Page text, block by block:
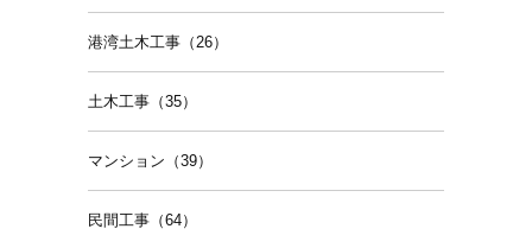
港湾土木工事（26）
土木工事（35）
マンション（39）
民間工事（64）